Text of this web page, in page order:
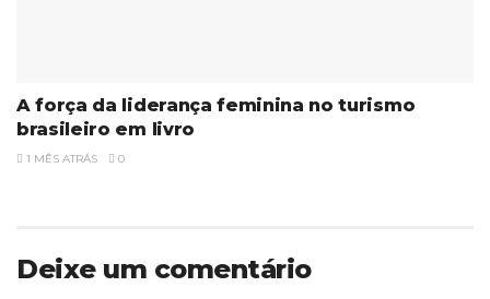
A força da liderança feminina no turismo
brasileiro em livro
1 MÊS ATRÁS 0
Deixe um comentário